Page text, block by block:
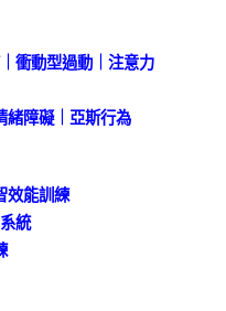
衝動型過動｜注意力
障礙｜亞斯行為
效能訓練
統